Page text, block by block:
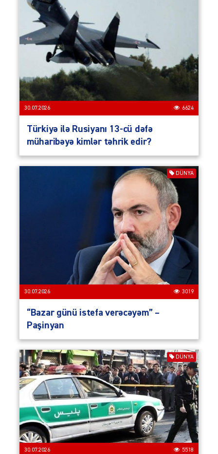
30.07.2026 6624
Türkiyə ilə Rusiyanı 13-cü dəfə
müharibəyə kimlər təhrik edir?
DÜNYA
30.07.2026 3019
“Bazar günü istefa verəcəyəm” –
Paşinyan
DÜNYA
30.07.2026 5518